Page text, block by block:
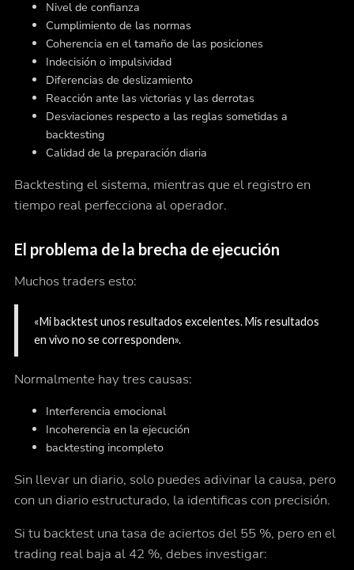
Nivel de confianza
Cumplimiento de las normas
Coherencia en el tamaño de las posiciones
Indecisión o impulsividad
Diferencias de deslizamiento
Reacción ante las victorias y las derrotas
Desviaciones respecto a las reglas sometidas a
backtesting
Calidad de la preparación diaria
Backtesting el sistema, mientras que el registro en
tiempo real perfecciona al operador.
El problema de la brecha de ejecución
Muchos traders esto:
«Mi backtest unos resultados excelentes. Mis resultados
en vivo no se corresponden».
Normalmente hay tres causas:
Interferencia emocional
Incoherencia en la ejecución
backtesting incompleto
Sin llevar un diario, solo puedes adivinar la causa, pero
con un diario estructurado, la identificas con precisión.
Si tu backtest una tasa de aciertos del 55 %, pero en el
trading real baja al 42 %, debes investigar: